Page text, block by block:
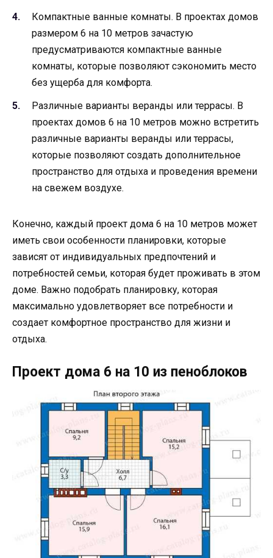
Компактные ванные комнаты. В проектах домов
размером 6 на 10 метров зачастую
предусматриваются компактные ванные
комнаты, которые позволяют сэкономить место
без ущерба для комфорта.
Различные варианты веранды или террасы. В
проектах домов 6 на 10 метров можно встретить
различные варианты веранды или террасы,
которые позволяют создать дополнительное
пространство для отдыха и проведения времени
на свежем воздухе.
Конечно, каждый проект дома 6 на 10 метров может
иметь свои особенности планировки, которые
зависят от индивидуальных предпочтений и
потребностей семьи, которая будет проживать в этом
доме. Важно подобрать планировку, которая
максимально удовлетворяет все потребности и
создает комфортное пространство для жизни и
отдыха.
Проект дома 6 на 10 из пеноблоков